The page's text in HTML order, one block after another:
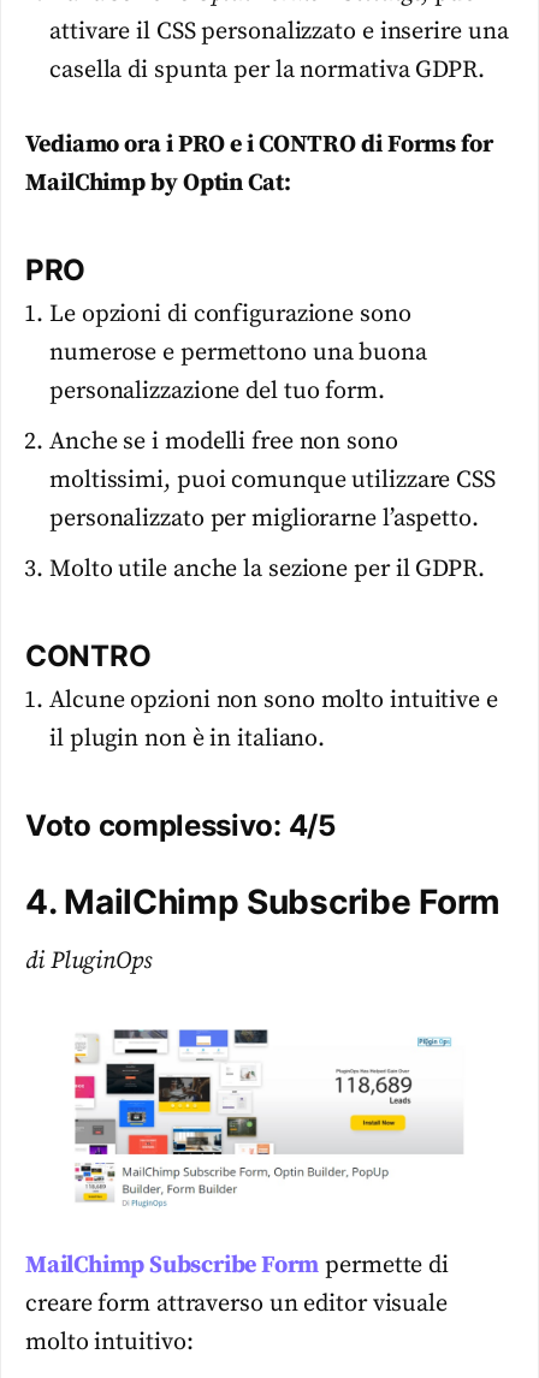
attivare il CSS personalizzato e inserire una
casella di spunta per la normativa GDPR.
Vediamo ora i PRO e i CONTRO di Forms for
MailChimp by Optin Cat:
PRO
Le opzioni di configurazione sono
numerose e permettono una buona
personalizzazione del tuo form.
Anche se i modelli free non sono
moltissimi, puoi comunque utilizzare CSS
personalizzato per migliorarne l’aspetto.
Molto utile anche la sezione per il GDPR.
CONTRO
Alcune opzioni non sono molto intuitive e
il plugin non è in italiano.
Voto complessivo: 4/5
4. MailChimp Subscribe Form
di PluginOps
MailChimp Subscribe Form permette di
creare form attraverso un editor visuale
molto intuitivo: